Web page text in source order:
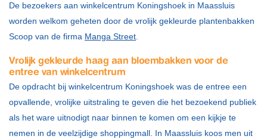
De bezoekers aan winkelcentrum Koningshoek in Maassluis
worden welkom geheten door de vrolijk gekleurde plantenbakken
Scoop van de firma Manga Street
Vrolijk gekleurde haag aan bloembakken voor de
entree van winkelcentrum
De opdracht bij winkelcentrum Koningshoek was de entree een
opvallende, vrolijke uitstraling te geven die het bezoekend publiek
als het ware uitnodigt naar binnen te komen om een kijkje te
nemen in de veelzijdige shoppingmall. In Maassluis koos men uit